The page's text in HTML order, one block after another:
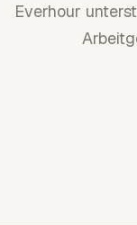
Everhour